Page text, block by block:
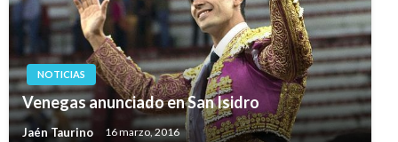
NOTICIAS
Venegas anunciado en San Isidro
Jaén Taurino 16 marzo, 2016